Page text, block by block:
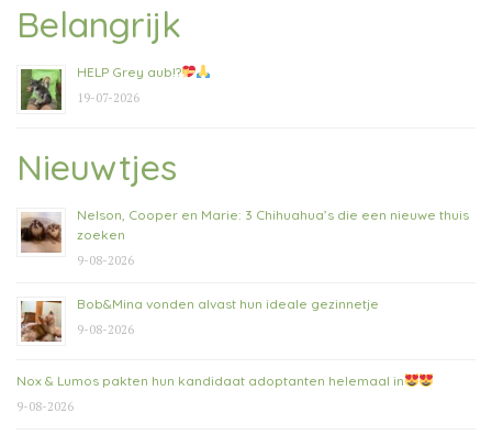
Belangrijk
HELP Grey aub!?
19-07-2026
Nieuwtjes
Nelson, Cooper en Marie: 3 Chihuahua’s die een nieuwe thuis
zoeken
9-08-2026
Bob&Mina vonden alvast hun ideale gezinnetje
9-08-2026
Nox & Lumos pakten hun kandidaat adoptanten helemaal in
9-08-2026